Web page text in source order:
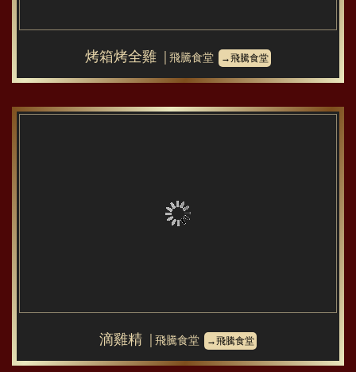
烤箱烤全雞 │飛騰食堂 →飛騰食堂
滴雞精 │飛騰食堂 →飛騰食堂